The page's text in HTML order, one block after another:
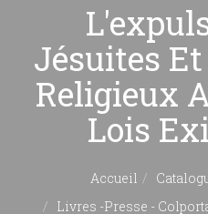
Jésuites
Religieux
Lois
Accueil
Livres -Presse -